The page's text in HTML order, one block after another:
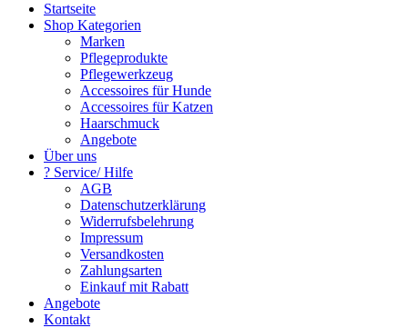
Startseite
Shop Kategorien
Marken
Pflegeprodukte
Pflegewerkzeug
Accessoires für Hunde
Accessoires für Katzen
Haarschmuck
Angebote
Über uns
? Service/ Hilfe
AGB
Datenschutzerklärung
Widerrufsbelehrung
Impressum
Versandkosten
Zahlungsarten
Einkauf mit Rabatt
Angebote
Kontakt